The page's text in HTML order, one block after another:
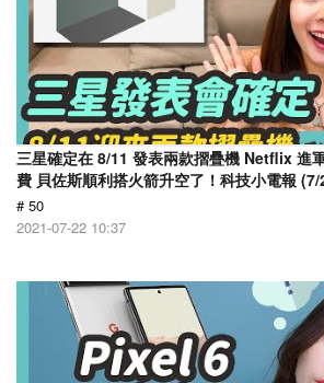
三星確定在 8/11 發表兩款摺疊機 Netflix 進
費 貝佐斯順利搭火箭升空了！科技小電報 (7/
# 50
2021-07-22 10:37